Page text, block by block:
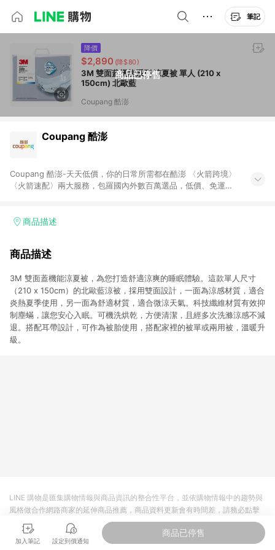
筆記
商品已停售
降價
$2,890 (降$80)
3M 雙面蓋機能系列 涼夏被 單人 (210 x
150cm) 北歐藍
Coupang 酷澎
Coupang 酷澎
Coupang 酷澎-天天低價，你的日常所需都在酷澎 〈火箭跨境〉
〈火箭速配〉兩大服務，包羅國內外數百萬選品，低價、免運，
加入WOW會員告別湊免運，火箭速配、火箭跨境優質選品不限金
商品描述
商品描述
3M 雙面蓋機能涼夏被，為您打造舒適涼爽的睡眠體驗。這款單人尺寸
（210 x 150cm）的北歐藍涼被，採用雙面設計，一面為涼感材質，適合
炎熱夏季使用，另一面為舒適材質，適合微涼天氣。科技纖維材質有效抑
制塵蟎，讓您安心入眠。可機洗烘乾，方便清潔，且經多次洗滌涼感不減
退。搭配耳帶設計，可作為被胎使用，搭配家裡的被單或兩用被，溫暖升
級。
加入筆記 設定到價通知
商品已停售
LINE 購物是匯集購物情報與商品資訊的整合性平台，並依購物情報中的趨勢與
風格做合作網路商家的延伸商品推薦，商品資料更新會有時間差，請務必點擊
商品至各合作網路商家，確認現售價與購物條件，一切資訊以合作廠商網頁為
準。